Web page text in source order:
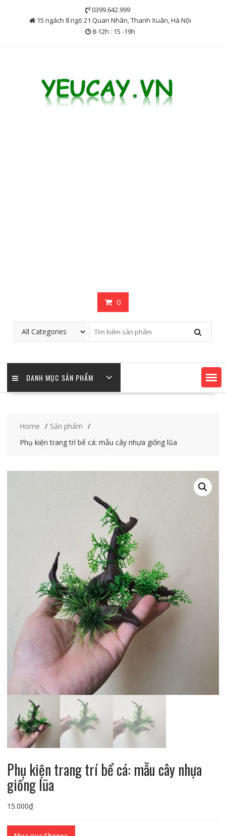
0399.642.999
15 ngách 8 ngõ 21 Quan Nhân, Thanh Xuân, Hà Nội
8-12h : 15 -19h
0
DANH MỤC SẢN PHẨM
Home
Sản phẩm
Phụ kiện trang trí bể cá: mẫu cây nhựa giống lũa
Phụ kiện trang trí bể cá: mẫu cây nhựa
giống lũa
15.000₫